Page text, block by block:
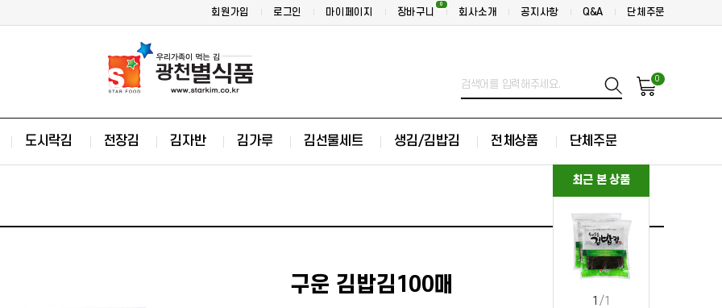
최근 본 상품
1 /1
회원가입 로그인 마이페이지 장바구니
0
회사소개 공지사항 Q&A 단체주문
0
도시락김 전장김 김자반 김가루 김선물세트 생김/김밥김 전체상품 단체주문
구운 김밥김100매